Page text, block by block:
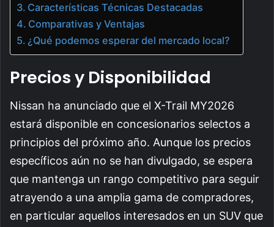
Características Técnicas Destacadas
Comparativas y Ventajas
¿Qué podemos esperar del mercado local?
Precios y Disponibilidad
Nissan ha anunciado que el X-Trail MY2026
estará disponible en concesionarios selectos a
principios del próximo año. Aunque los precios
específicos aún no se han divulgado, se espera
que mantenga un rango competitivo para seguir
atrayendo a una amplia gama de compradores,
en particular aquellos interesados en un SUV que